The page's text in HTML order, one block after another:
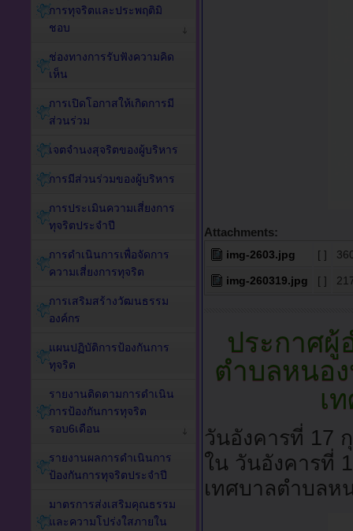
Attachments:
img-2603.jpg [ ]
img-260319.jpg [ ]
ประกาศผู้
ตำบลหนอ
เ
วันอังคารที่ 17
ใน วันอังคารที่
เทศบาลตำบลห
การทุจริตและประพฤติมิ
ชอบ
ช่องทางการรับฟังความคิด
เห็น
การเปิดโอกาสให้เกิดการมี
ส่วนร่วม
เจตจำนงสุจริตของผู้บริหาร
การมีส่วนร่วมของผู้บริหาร
การประเมินความเสี่ยงการ
ทุจริตประจำปี
การดำเนินการเพื่อจัดการ
ความเสี่ยงการทุจริต
การเสริมสร้างวัฒนธรรม
องค์กร
แผนปฏิบัติการป้องกันการ
ทุจริต
รายงานติดตามการดำเนิน
การป้องกันการทุจริต
รอบ6เดือน
รายงานผลการดำเนินการ
ป้องกันการทุจริตประจำปี
มาตรการส่งเสริมคุณธรรม
และความโปร่งใสภายใน